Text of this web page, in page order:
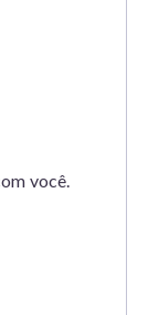
você.